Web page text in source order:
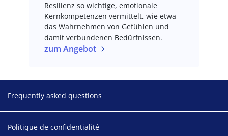
Resilienz so wichtige, emotionale
Kernkompetenzen vermittelt, wie etwa
das Wahrnehmen von Gefühlen und
damit verbundenen Bedürfnissen.
zum Angebot
Frequently asked questions
Politique de confidentialité